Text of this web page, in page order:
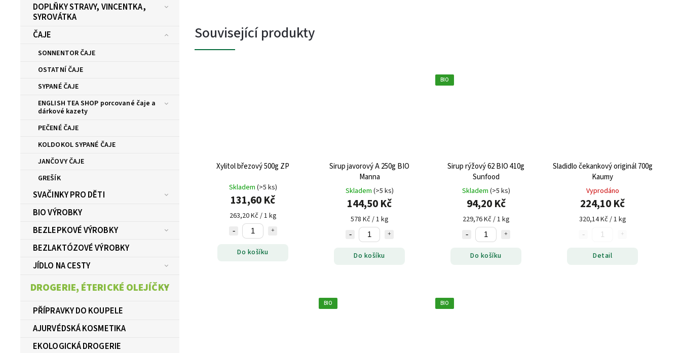
DOPLŇKY STRAVY, VINCENTKA,
SYROVÁTKA
ČAJE
SONNENTOR ČAJE
OSTATNÍ ČAJE
SYPANÉ ČAJE
ENGLISH TEA SHOP porcované čaje a
dárkové kazety
PEČENÉ ČAJE
KOLDOKOL SYPANÉ ČAJE
JANČOVY ČAJE
GREŠÍK
SVAČINKY PRO DĚTI
BIO VÝROBKY
BEZLEPKOVÉ VÝROBKY
BEZLAKTÓZOVÉ VÝROBKY
JÍDLO NA CESTY
DROGERIE, ÉTERICKÉ OLEJÍČKY
PŘÍPRAVKY DO KOUPELE
AJURVÉDSKÁ KOSMETIKA
EKOLOGICKÁ DROGERIE
Související produkty
Xylitol březový 500g ZP
Skladem (>5 ks)
131,60 Kč
263,20 Kč / 1 kg
Do košíku
Sirup javorový A 250g BIO
Manna
Skladem (>5 ks)
144,50 Kč
578 Kč / 1 kg
Do košíku
BIO
Sirup rýžový 62 BIO 410g
Sunfood
Skladem (>5 ks)
94,20 Kč
229,76 Kč / 1 kg
Do košíku
Sladidlo čekankový originál 700g
Kaumy
Vyprodáno
224,10 Kč
320,14 Kč / 1 kg
Detail
BIO BIO